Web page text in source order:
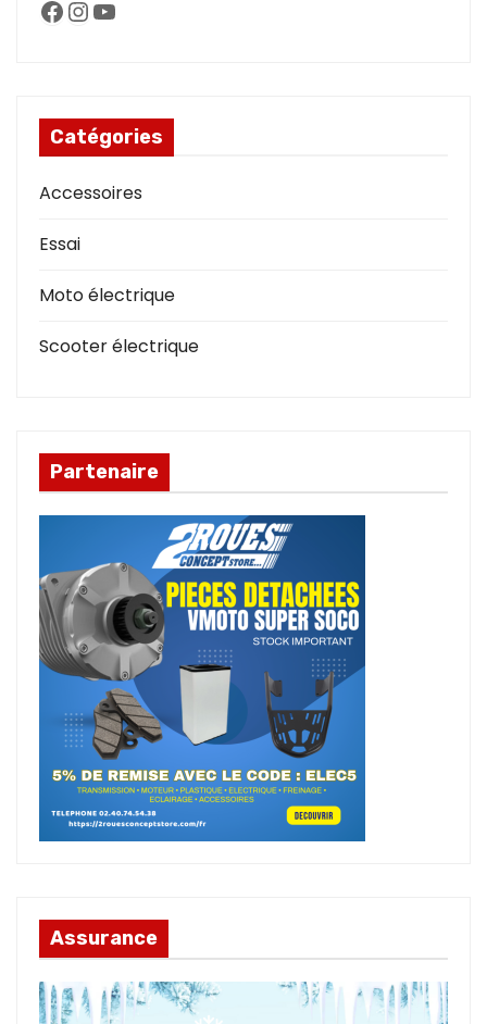
Facebook InstagramYouTube
Catégories
Accessoires
Essai
Moto électrique
Scooter électrique
Partenaire
Assurance